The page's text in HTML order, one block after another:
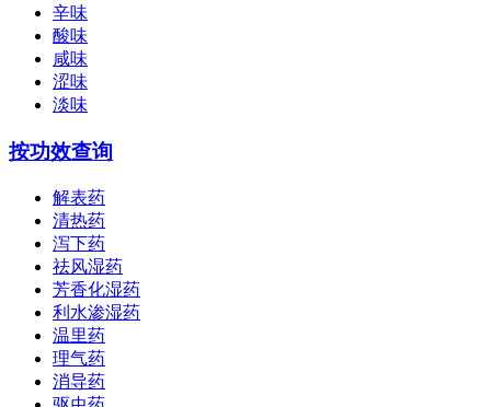
辛味
酸味
咸味
涩味
淡味
按功效查询
解表药
清热药
泻下药
祛风湿药
芳香化湿药
利水渗湿药
温里药
理气药
消导药